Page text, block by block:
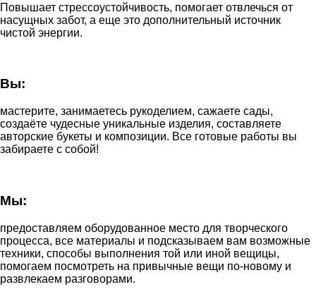
Повышает стрессоустойчивость, помогает отвлечься от
насущных забот, а еще это дополнительный источник
чистой энергии.
Вы:
мастерите, занимаетесь рукоделием, сажаете сады,
создаёте чудесные уникальные изделия, составляете
авторские букеты и композиции. Все готовые работы вы
забираете с собой!
Мы:
предоставляем оборудованное место для творческого
процесса, все материалы и подсказываем вам возможные
техники, способы выполнения той или иной вещицы,
помогаем посмотреть на привычные вещи по-новому и
развлекаем разговорами.